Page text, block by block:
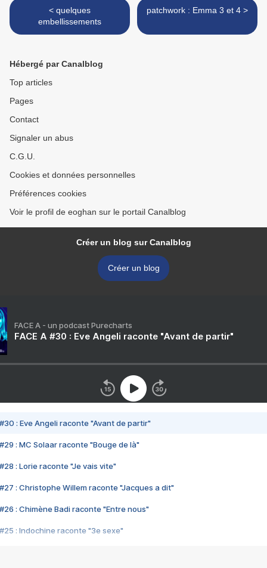
< quelques
embellissements
patchwork : Emma 3 et 4 >
Hébergé par Canalblog
Top articles
Pages
Contact
Signaler un abus
C.G.U.
Cookies et données personnelles
Préférences cookies
Voir le profil de eoghan sur le portail Canalblog
Créer un blog sur Canalblog
Créer un blog
FACE A - un podcast Purecharts
FACE A #30 : Eve Angeli raconte "Avant de partir"
#30 : Eve Angeli raconte "Avant de partir"
#29 : MC Solaar raconte "Bouge de là"
#28 : Lorie raconte "Je vais vite"
#27 : Christophe Willem raconte "Jacques a dit"
#26 : Chimène Badi raconte "Entre nous"
#25 : Indochine raconte "3e sexe"